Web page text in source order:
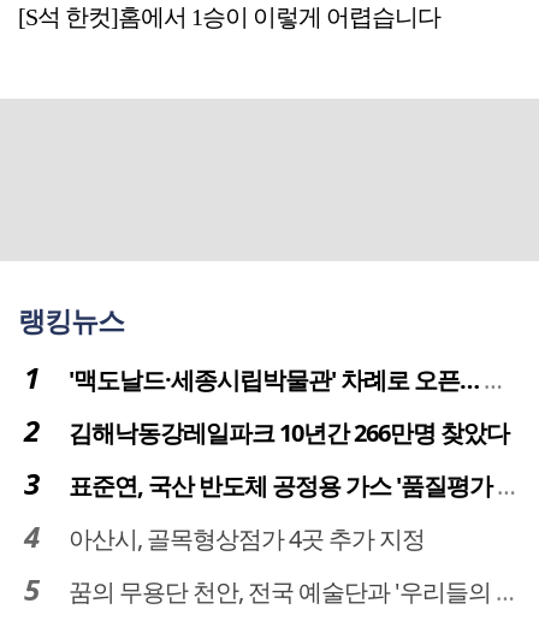
[S석 한컷]홈에서 1승이 이렇게 어렵습니다
랭킹뉴스
'맥도날드·세종시립박물관' 차례로 오픈… 고운동 정주여건 좋아진다
김해낙동강레일파크 10년간 266만명 찾았다
표준연, 국산 반도체 공정용 가스 '품질평가 체계' 구축
아산시, 골목형상점가 4곳 추가 지정
꿈의 무용단 천안, 전국 예술단과 '우리들의 하모니' 선보여